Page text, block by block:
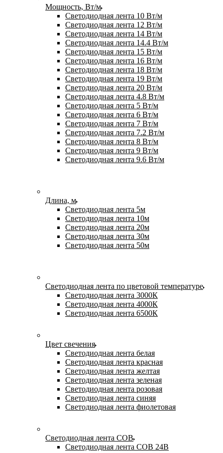
Мощность, Вт/м
Светодиодная лента 10 Вт/м
Светодиодная лента 12 Вт/м
Светодиодная лента 14 Вт/м
Светодиодная лента 14.4 Вт/м
Светодиодная лента 15 Вт/м
Светодиодная лента 16 Вт/м
Светодиодная лента 18 Вт/м
Светодиодная лента 19 Вт/м
Светодиодная лента 20 Вт/м
Светодиодная лента 4.8 Вт/м
Светодиодная лента 5 Вт/м
Светодиодная лента 6 Вт/м
Светодиодная лента 7 Вт/м
Светодиодная лента 7.2 Вт/м
Светодиодная лента 8 Вт/м
Светодиодная лента 9 Вт/м
Светодиодная лента 9.6 Вт/м
Длина, м
Светодиодная лента 5м
Светодиодная лента 10м
Светодиодная лента 20м
Светодиодная лента 30м
Светодиодная лента 50м
Светодиодная лента по цветовой температуре
Светодиодная лента 3000К
Светодиодная лента 4000К
Светодиодная лента 6500К
Цвет свечения
Светодиодная лента белая
Светодиодная лента красная
Светодиодная лента желтая
Светодиодная лента зеленая
Светодиодная лента розовая
Светодиодная лента синяя
Светодиодная лента фиолетовая
Светодиодная лента COB
Светодиодная лента COB 24В